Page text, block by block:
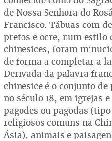
de Nossa Senhora do
Francisco. Tábuas com
pretos e ocre, num estilo
chinesices, foram
de forma a completar a
Derivada da palavra
chinesice é o conjunto
no século 18, em igrejas
pagodes ou pagodas
religiosos comuns na
Ásia), animais e